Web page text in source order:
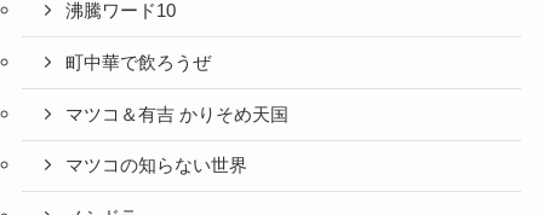
沸騰ワード10
町中華で飲ろうぜ
マツコ＆有吉 かりそめ天国
マツコの知らない世界